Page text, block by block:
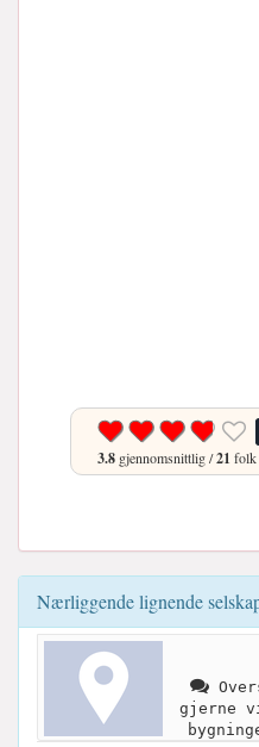
3.8 gjennomsnittlig /21 folk
Nærliggende lignende
gjerne